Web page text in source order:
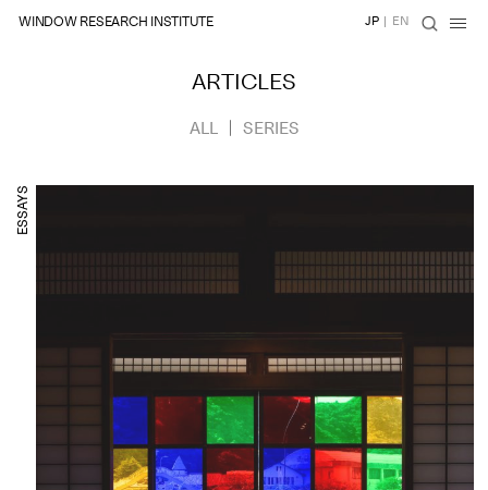
WINDOW RESEARCH INSTITUTE JP | EN
ARTICLES
ALL SERIES
ESSAYS